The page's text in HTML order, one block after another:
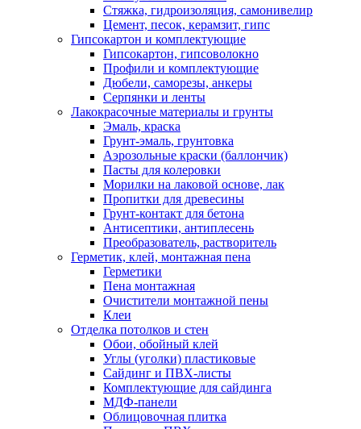
Стяжка, гидроизоляция, самонивелир
Цемент, песок, керамзит, гипс
Гипсокартон и комплектующие
Гипсокартон, гипсоволокно
Профили и комплектующие
Дюбели, саморезы, анкеры
Серпянки и ленты
Лакокрасочные материалы и грунты
Эмаль, краска
Грунт-эмаль, грунтовка
Аэрозольные краски (баллончик)
Пасты для колеровки
Морилки на лаковой основе, лак
Пропитки для древесины
Грунт-контакт для бетона
Антисептики, антиплесень
Преобразователь, растворитель
Герметик, клей, монтажная пена
Герметики
Пена монтажная
Очистители монтажной пены
Клеи
Отделка потолков и стен
Обои, обойный клей
Углы (уголки) пластиковые
Сайдинг и ПВХ-листы
Комплектующие для сайдинга
МДФ-панели
Облицовочная плитка